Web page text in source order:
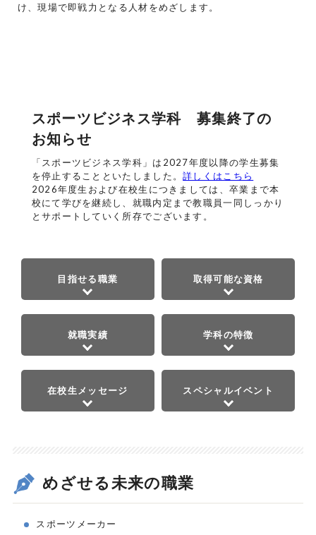
け、現場で即戦力となる人材をめざします。
スポーツビジネス学科 募集終了の
お知らせ
「スポーツビジネス学科」は2027年度以降の学生募集
を停止することといたしました。詳しくはこちら
2026年度生および在校生につきましては、卒業まで本
校にて学びを継続し、就職内定まで教職員一同しっかり
とサポートしていく所存でございます。
目指せる職業 取得可能な資格
就職実績 学科の特徴
在校生メッセージ スペシャルイベント
めざせる未来の職業
スポーツメーカー